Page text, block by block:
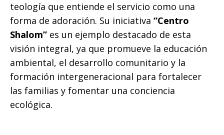
teología que entiende el servicio como una
forma de adoración. Su iniciativa “Centro
Shalom” es un ejemplo destacado de esta
visión integral, ya que promueve la educación
ambiental, el desarrollo comunitario y la
formación intergeneracional para fortalecer
las familias y fomentar una conciencia
ecológica.